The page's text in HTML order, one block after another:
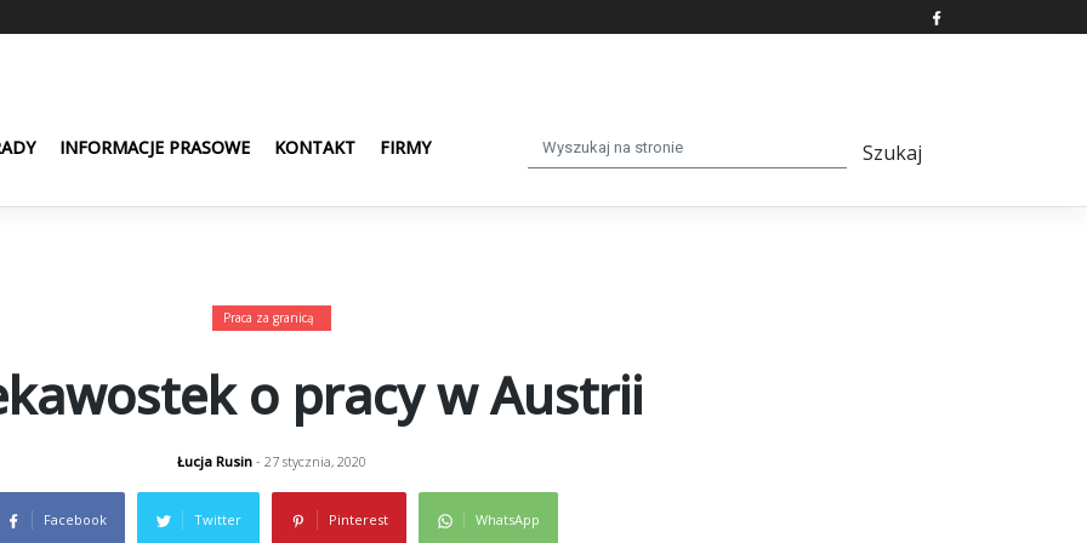
INFORMACJE PRASOWE KONTAKT FIRMY
Praca za granicą
o pracy w Austrii
Łucja Rusin - 27 stycznia, 2020
Facebook Twitter Pinterest WhatsApp